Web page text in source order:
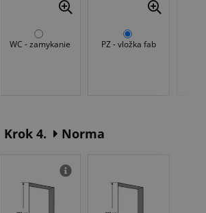
WC - zamykanie PZ - vložka fab
Krok 4. Norma